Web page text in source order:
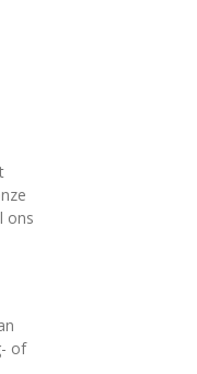
ons
of